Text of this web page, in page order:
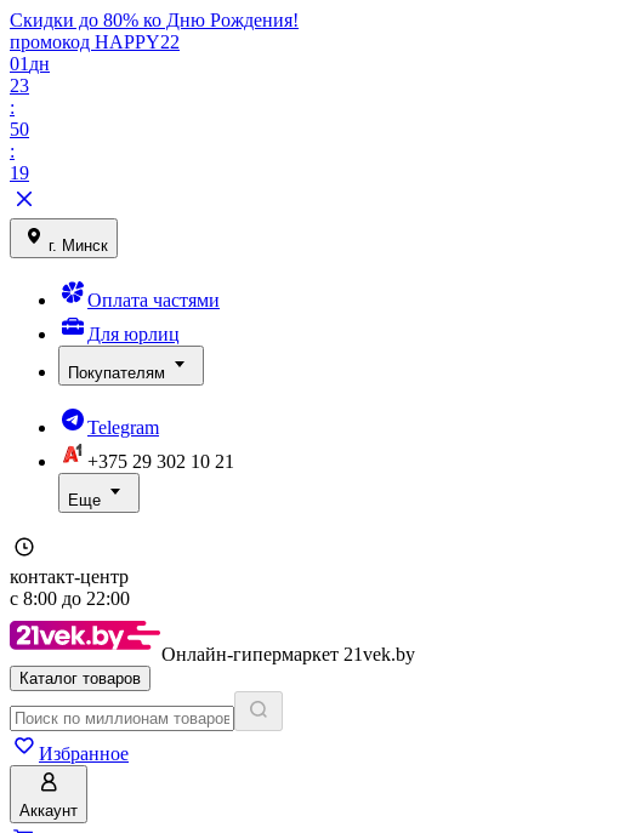
Скидки до 80% ко Дню Рождения!
промокод HAPPY22
01 дн
23
:
50
:
19
г. Минск
Оплата частями
Для юрлиц
Покупателям
Telegram
+375 29 302 10 21
Еще
контакт-центр
с 8:00 до 22:00
Онлайн-гипермаркет 21vek.by
Каталог товаров
Избранное
Аккаунт